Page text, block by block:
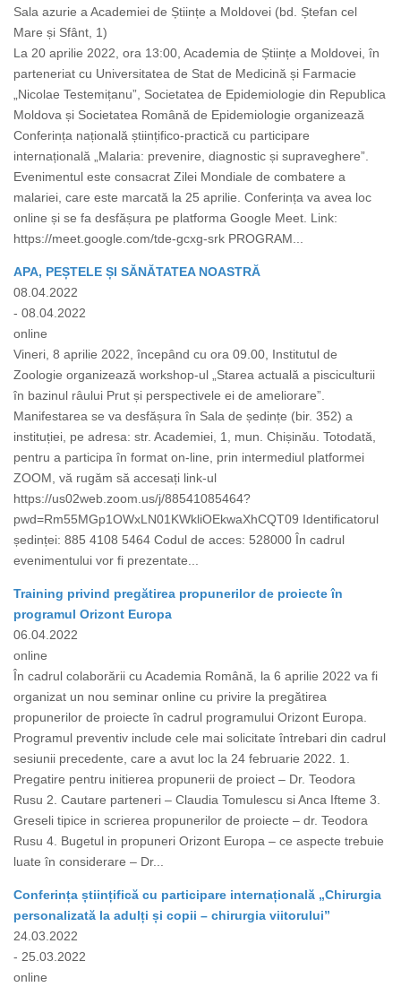
Sala azurie a Academiei de Științe a Moldovei (bd. Ștefan cel
Mare și Sfânt, 1)
La 20 aprilie 2022, ora 13:00, Academia de Științe a Moldovei, în
parteneriat cu Universitatea de Stat de Medicină și Farmacie
„Nicolae Testemițanu”, Societatea de Epidemiologie din Republica
Moldova și Societatea Română de Epidemiologie organizează
Conferința națională științifico-practică cu participare
internațională „Malaria: prevenire, diagnostic și supraveghere”.
Evenimentul este consacrat Zilei Mondiale de combatere a
malariei, care este marcată la 25 aprilie. Conferința va avea loc
online și se fa desfășura pe platforma Google Meet. Link:
https://meet.google.com/tde-gcxg-srk PROGRAM...
APA, PEȘTELE ȘI SĂNĂTATEA NOASTRĂ
08.04.2022
- 08.04.2022
online
Vineri, 8 aprilie 2022, începând cu ora 09.00, Institutul de
Zoologie organizează workshop-ul „Starea actuală a pisciculturii
în bazinul râului Prut și perspectivele ei de ameliorare”.
Manifestarea se va desfășura în Sala de ședințe (bir. 352) a
instituției, pe adresa: str. Academiei, 1, mun. Chișinău. Totodată,
pentru a participa în format on-line, prin intermediul platformei
ZOOM, vă rugăm să accesați link-ul
https://us02web.zoom.us/j/88541085464?
pwd=Rm55MGp1OWxLN01KWkliOEkwaXhCQT09 Identificatorul
ședinței: 885 4108 5464 Codul de acces: 528000 În cadrul
evenimentului vor fi prezentate...
Training privind pregătirea propunerilor de proiecte în
programul Orizont Europa
06.04.2022
online
În cadrul colaborării cu Academia Română, la 6 aprilie 2022 va fi
organizat un nou seminar online cu privire la pregătirea
propunerilor de proiecte în cadrul programului Orizont Europa.
Programul preventiv include cele mai solicitate întrebari din cadrul
sesiunii precedente, care a avut loc la 24 februarie 2022. 1.
Pregatire pentru initierea propunerii de proiect – Dr. Teodora
Rusu 2. Cautare parteneri – Claudia Tomulescu si Anca Ifteme 3.
Greseli tipice in scrierea propunerilor de proiecte – dr. Teodora
Rusu 4. Bugetul in propuneri Orizont Europa – ce aspecte trebuie
luate în considerare – Dr...
Conferința științifică cu participare internațională „Chirurgia
personalizată la adulți și copii – chirurgia viitorului”
24.03.2022
- 25.03.2022
online